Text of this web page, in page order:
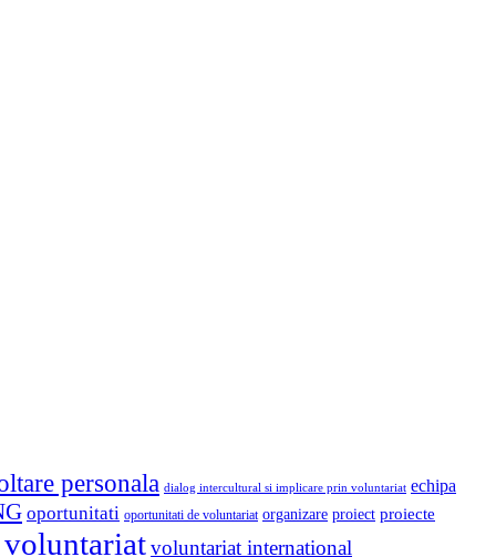
personala dialog intercultural si implicare prin voluntariat echipa
oportunitati oportunitati de voluntariat organizare proiect proiecte
voluntariatvoluntariat international